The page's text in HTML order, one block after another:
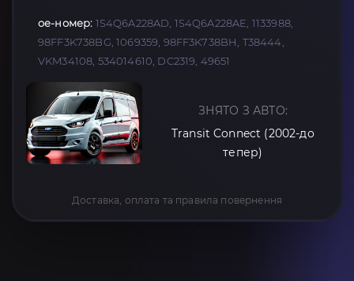
oe-номер: 1S4Q6A228AD, 1S4Q6A228AE, 1133988,
98FF3K738BG, 1069359, 98FF3K738BH, T38444,
VKM34108, 534014610, DC2319, 49651
ЗНЯТО З АВТО:
Transit Connect (2002-до
тепер)
Доставка, оплата та правила повернення